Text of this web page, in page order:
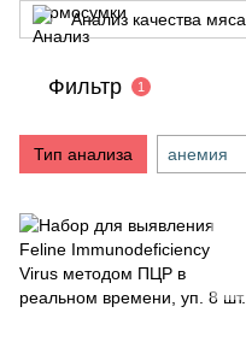
Анализ качества мяса
Фильтр 1
Тип анализа анемия